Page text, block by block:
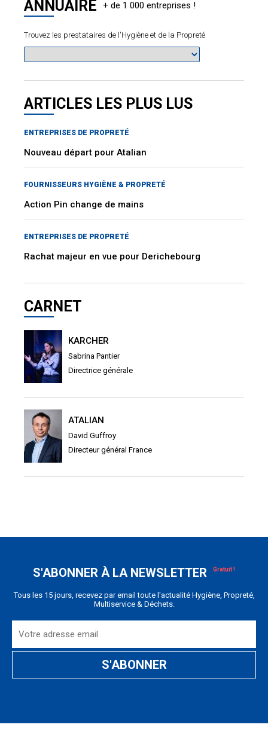
ANNUAIRE
Trouvez les prestataires de l'Hygiène et de la Propreté
ARTICLES LES PLUS LUS
ENTREPRISES DE PROPRETÉ
Nouveau départ pour Atalian
FOURNISSEURS HYGIÈNE & PROPRETÉ
Action Pin change de mains
ENTREPRISES DE PROPRETÉ
Rachat majeur en vue pour Derichebourg
CARNET
KARCHER
Sabrina Pantier
Directrice générale
ATALIAN
David Guffroy
Directeur général France
S'ABONNER À LA NEWSLETTER
Tous les 15 jours, recevez par email toute l'actualité Hygiène, Propreté,
Multiservice & Déchets.